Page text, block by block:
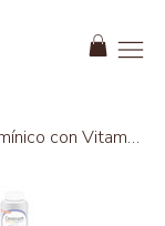
Centrum Silver | Mens 50 Plus Multivitamínico con Vitamina B y D3,